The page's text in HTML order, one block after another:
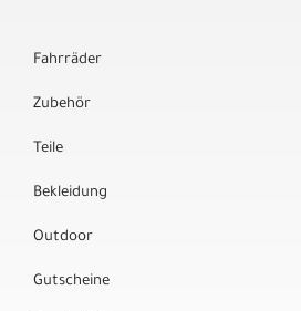
Fahrräder
Zubehör
Teile
Bekleidung
Outdoor
Gutscheine